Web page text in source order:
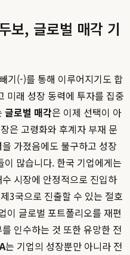
보, 글로벌 매각 기
기(-)를 통해 이루어지기도 합
미래 성장 동력에 투자를 집중
글로벌 매각은 이제 선택이 아
은 고령화와 후계자 부재 문
가졌음에도 불구하고 성장
이 많습니다. 한국 기업에게는
시장에 안정적으로 진입하
3국으로 진출할 수 있는 절호
이 글로벌 포트폴리오를 재편
인수하는 것 또한 유망한 전
는 기업의 성장뿐만 아니라 전